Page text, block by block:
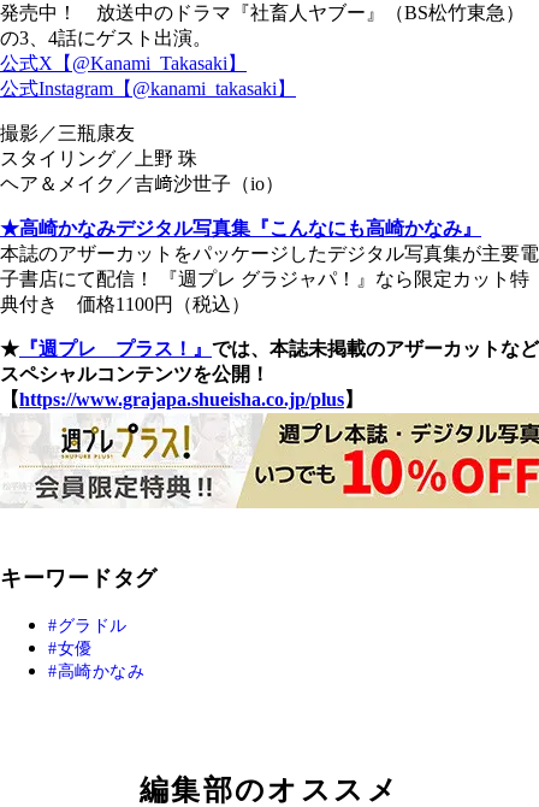
発売中！ 放送中のドラマ『社畜人ヤブー』（BS松竹東急）
の3、4話にゲスト出演。
公式X【@Kanami_Takasaki】
公式Instagram【@kanami_takasaki】
撮影／三瓶康友
スタイリング／上野 珠
ヘア＆メイク／吉﨑沙世子（io）
★高崎かなみデジタル写真集『こんなにも高崎かなみ』
本誌のアザーカットをパッケージしたデジタル写真集が主要電
子書店にて配信！ 『週プレ グラジャパ！』なら限定カット特
典付き 価格1100円（税込）
★ 『週プレ プラス！』 では、本誌未掲載のアザーカットなど
スペシャルコンテンツを公開！
【https://www.grajapa.shueisha.co.jp/plus】
キーワードタグ
グラドル
女優
高崎かなみ
編集部のオススメ